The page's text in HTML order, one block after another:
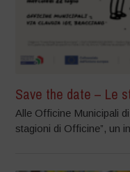
Save the date – Le
Alle Officine Municipali
stagioni di Officine”, un